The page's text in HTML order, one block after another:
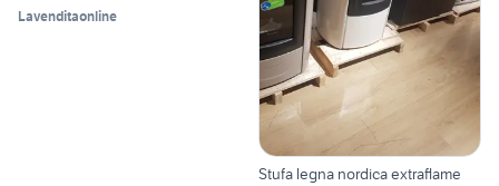
Lavenditaonline
Stufa legna nordica extraflame